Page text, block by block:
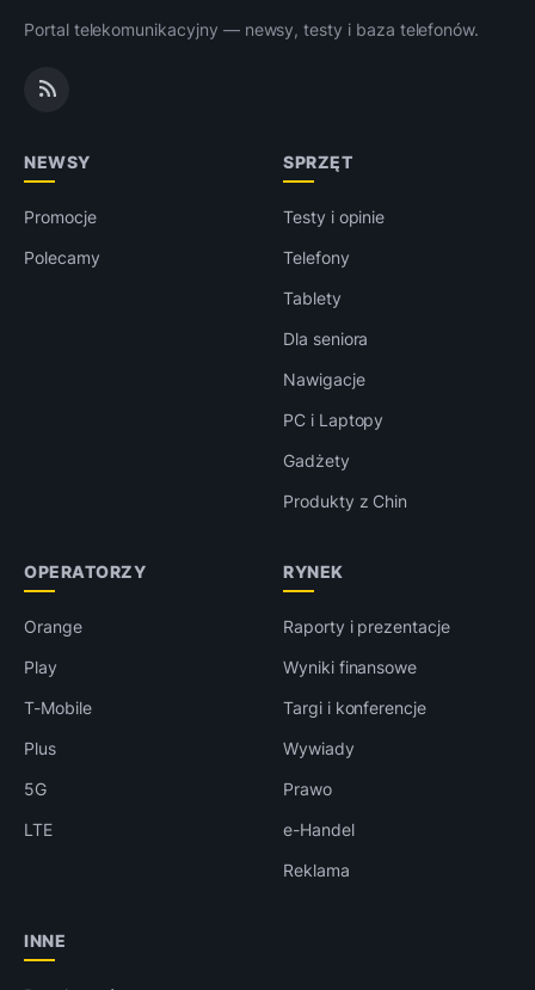
Portal telekomunikacyjny — newsy, testy i baza telefonów.
NEWSY
Promocje
Polecamy
SPRZĘT
Testy i opinie
Telefony
Tablety
Dla seniora
Nawigacje
PC i Laptopy
Gadżety
Produkty z Chin
OPERATORZY
Orange
Play
T-Mobile
Plus
5G
LTE
RYNEK
Raporty i prezentacje
Wyniki finansowe
Targi i konferencje
Wywiady
Prawo
e-Handel
Reklama
INNE